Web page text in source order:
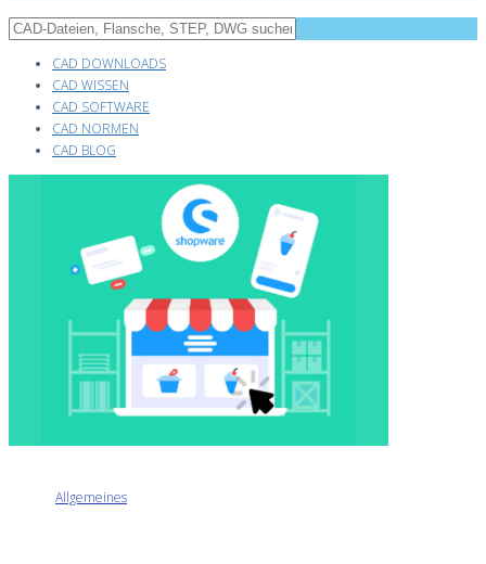
CAD DOWNLOADS
CAD WISSEN
CAD SOFTWARE
CAD NORMEN
CAD BLOG
Allgemeines